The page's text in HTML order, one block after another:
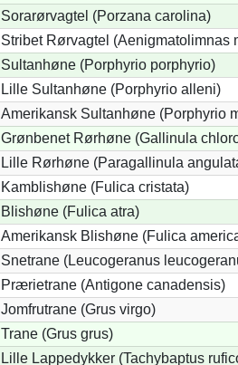
Sorarørvagtel (Porzana carolina)
Stribet Rørvagtel (Aenigmatolimnas
Sultanhøne (Porphyrio porphyrio)
Lille Sultanhøne (Porphyrio alleni)
Amerikansk Sultanhøne (Porphyrio
Grønbenet Rørhøne (Gallinula
Lille Rørhøne (Paragallinula
Kamblishøne (Fulica cristata)
Blishøne (Fulica atra)
Amerikansk Blishøne (Fulica
Snetrane (Leucogeranus
Prærietrane (Antigone canadensis)
Jomfrutrane (Grus virgo)
Trane (Grus grus)
Lille Lappedykker (Tachybaptus